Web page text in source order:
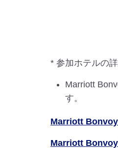
* 参加ホテルの
Marriott
す。
Marriott Bonvoy
Marriott Bonvoy